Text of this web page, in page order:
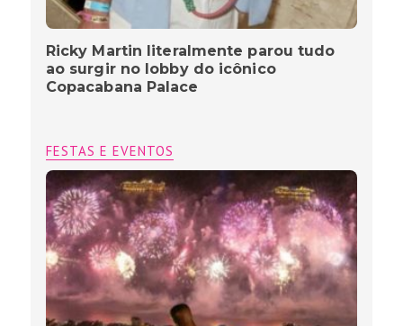
Ricky Martin literalmente parou tudo
ao surgir no lobby do icônico
Copacabana Palace
FESTAS E EVENTOS